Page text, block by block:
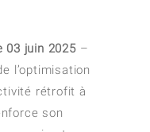
03 juin 2025–
l’optimisation
rétrofit à
son